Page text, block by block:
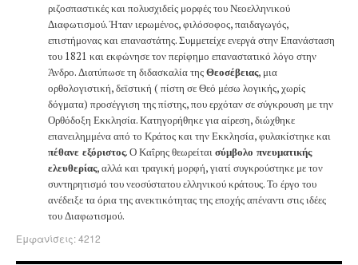
ριζοσπαστικές και πολυσχιδείς μορφές του Νεοελληνικού
Διαφωτισμού. Ήταν ιερωμένος, φιλόσοφος, παιδαγωγός,
επιστήμονας και επαναστάτης. Συμμετείχε ενεργά στην Επανάσταση
του 1821 και εκφώνησε τον περίφημο επαναστατικό λόγο στην
Άνδρο. Διατύπωσε τη διδασκαλία τηςΘεοσέβειας, μια
ορθολογιστική, δεϊστική ( πίστη σε Θεό μέσω λογικής, χωρίς
δόγματα) προσέγγιση της πίστης, που ερχόταν σε σύγκρουση με την
Ορθόδοξη Εκκλησία. Κατηγορήθηκε για αίρεση, διώχθηκε
επανειλημμένα από το Κράτος και την Εκκλησία, φυλακίστηκε και
πέθανε εξόριστος. Ο Καΐρης θεωρείταισύμβολο πνευματικής
ελευθερίας, αλλά και τραγική μορφή, γιατί συγκρούστηκε με τον
συντηρητισμό του νεοσύστατου ελληνικού κράτους. Το έργο του
ανέδειξε τα όρια της ανεκτικότητας της εποχής απέναντι στις ιδέες
του Διαφωτισμού.
Εμφανίσεις: 4212